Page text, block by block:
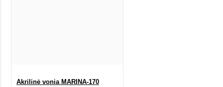
Akrilinė vonia MARINA-170